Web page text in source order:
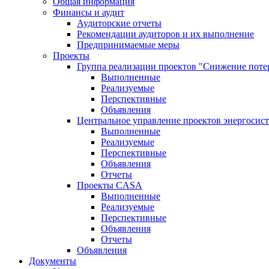
Финансы и аудит
Аудиторские отчеты
Рекомендации аудиторов и их выполнение
Предпринимаемые меры
Проекты
Группа реализации проектов "Снижение
Выполненные
Реализуемые
Перспективные
Объявления
Центральное управление проектов
Выполненные
Реализуемые
Перспективные
Объявления
Отчеты
Проекты CASA
Выполненные
Реализуемые
Перспективные
Объявления
Отчеты
Объявления
Документы